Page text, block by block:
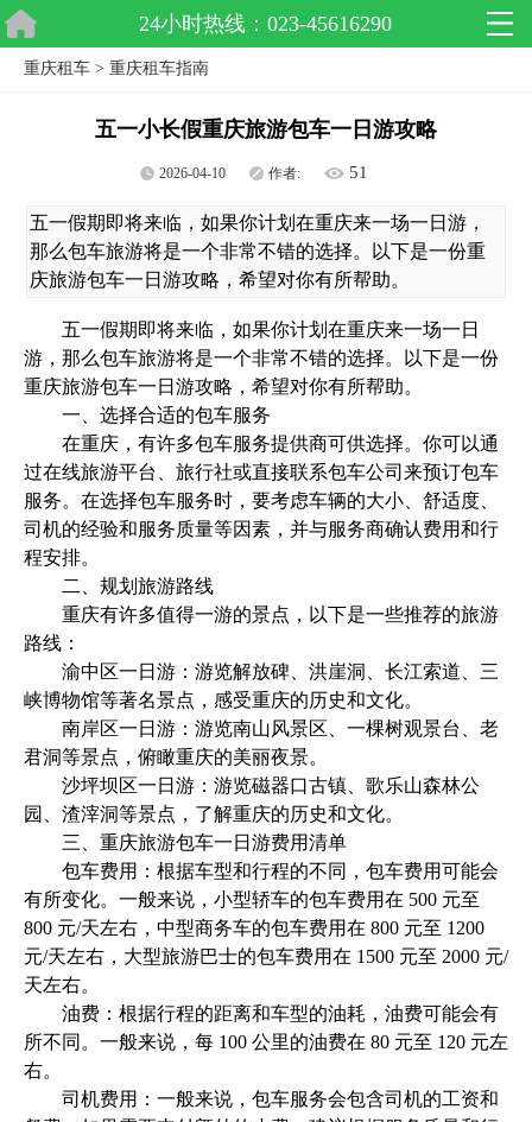
24小时热线：023-45616290
重庆租车 > 重庆租车指南
五一小长假重庆旅游包车一日游攻略
2026-04-10 作者: 51
五一假期即将来临，如果你计划在重庆来一场一日游，
那么包车旅游将是一个非常不错的选择。以下是一份重
庆旅游包车一日游攻略，希望对你有所帮助。
五一假期即将来临，如果你计划在重庆来一场一日
游，那么包车旅游将是一个非常不错的选择。以下是一份
重庆旅游包车一日游攻略，希望对你有所帮助。
一、选择合适的包车服务
在重庆，有许多包车服务提供商可供选择。你可以通
过在线旅游平台、旅行社或直接联系包车公司来预订包车
服务。在选择包车服务时，要考虑车辆的大小、舒适度、
司机的经验和服务质量等因素，并与服务商确认费用和行
程安排。
二、规划旅游路线
重庆有许多值得一游的景点，以下是一些推荐的旅游
路线：
渝中区一日游：游览解放碑、洪崖洞、长江索道、三
峡博物馆等著名景点，感受重庆的历史和文化。
南岸区一日游：游览南山风景区、一棵树观景台、老
君洞等景点，俯瞰重庆的美丽夜景。
沙坪坝区一日游：游览磁器口古镇、歌乐山森林公
园、渣滓洞等景点，了解重庆的历史和文化。
三、重庆旅游包车一日游费用清单
包车费用：根据车型和行程的不同，包车费用可能会
有所变化。一般来说，小型轿车的包车费用在 500 元至
800 元/天左右，中型商务车的包车费用在 800 元至 1200
元/天左右，大型旅游巴士的包车费用在 1500 元至 2000 元/
天左右。
油费：根据行程的距离和车型的油耗，油费可能会有
所不同。一般来说，每 100 公里的油费在 80 元至 120 元左
右。
司机费用：一般来说，包车服务会包含司机的工资和